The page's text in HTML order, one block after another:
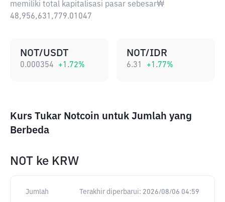
memiliki total kapitalisasi pasar sebesar₩
48,956,631,779.01047
NOT/USDT
0.000354 +1.72%
NOT/IDR
6.31 +1.77%
Kurs Tukar Notcoin untuk Jumlah yang
Berbeda
NOT ke KRW
Jumlah Terakhir diperbarui: 2026/08/06 04:59